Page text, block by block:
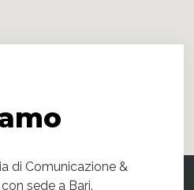
di Comunicazione &
sede a Bari.